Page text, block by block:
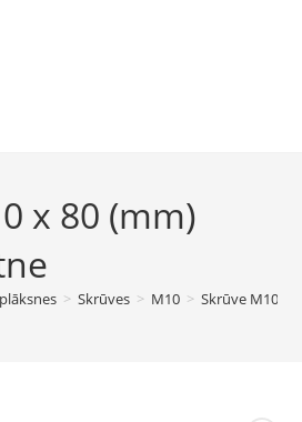
x 80 (mm)
> Skrūves > M10 > Skrūve M10 x